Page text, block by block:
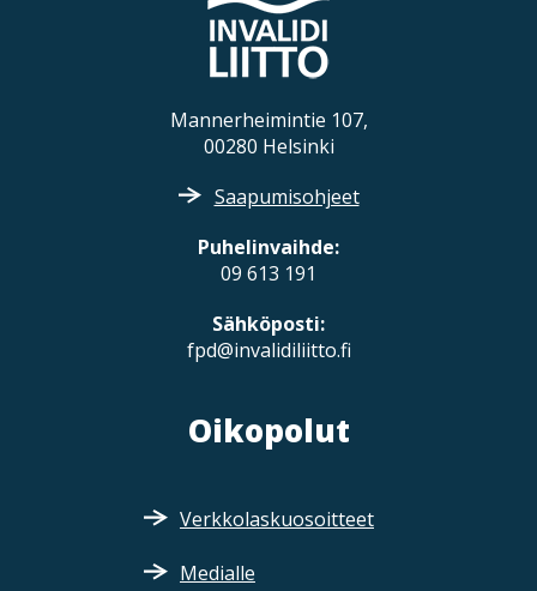
Mannerheimintie 107,
00280 Helsinki
Saapumisohjeet
Puhelinvaihde:
09 613 191
Sähköposti:
fpd@invalidiliitto.fi
Oikopolut
Verkkolaskuosoitteet
Medialle